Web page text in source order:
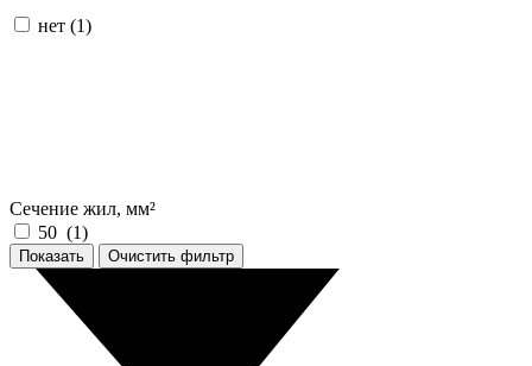
нет (1)
Сечение жил, мм²
50 (1)
Показать